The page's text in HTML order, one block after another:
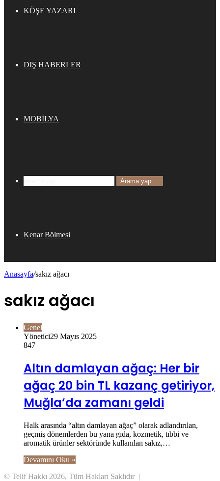
KÖŞE YAZARI
DIŞ HABERLER
MOBİLYA
Arama yap ...
Kenar Bölmesi
Anasayfa/sakız ağacı
sakız ağacı
Genel
Yönetici29 Mayıs 2025
847
Altın damlayan ağaç: Her bir
ağaç 20 bin TL kazanç getiriyor,
Muğla’da zamanı geldi
Halk arasında “altın damlayan ağaç” olarak adlandırılan,
geçmiş dönemlerden bu yana gıda, kozmetik, tıbbi ve
aromatik ürünler sektöründe kullanılan sakız,…
Devamını Oku »
© Telif Hakkı 2026, Tüm Hakları Saklıdır |